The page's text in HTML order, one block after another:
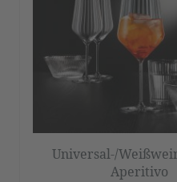
Universal-/
Aperitivo